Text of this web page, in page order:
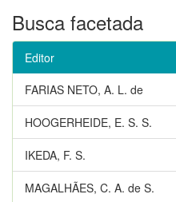
Busca facetada
Editor
FARIAS NETO, A. L. de
HOOGERHEIDE, E. S. S.
IKEDA, F. S.
MAGALHÃES, C. A. de S.